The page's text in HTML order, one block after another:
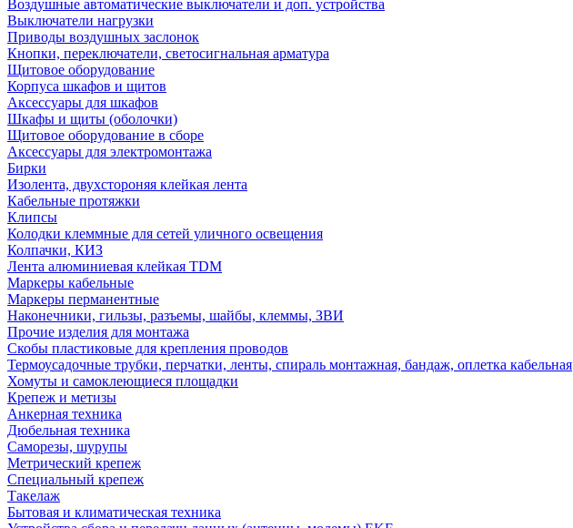
Воздушные автоматические выключатели и доп. устройства
Выключатели нагрузки
Приводы воздушных заслонок
Кнопки, переключатели, светосигнальная арматура
Щитовое оборудование
Корпуса шкафов и щитов
Аксессуары для шкафов
Шкафы и щиты (оболочки)
Щитовое оборудование в сборе
Аксессуары для электромонтажа
Бирки
Изолента, двухстороняя клейкая лента
Кабельные протяжки
Клипсы
Колодки клеммные для сетей уличного освещения
Колпачки, КИЗ
Лента алюминиевая клейкая TDM
Маркеры кабельные
Маркеры перманентные
Наконечники, гильзы, разъемы, шайбы, клеммы, ЗВИ
Прочие изделия для монтажа
Скобы пластиковые для крепления проводов
Термоусадочные трубки, перчатки, ленты, спираль монтажная, бандаж, оплетка кабельная
Хомуты и самоклеющиеся площадки
Крепеж и метизы
Анкерная техника
Дюбельная техника
Саморезы, шурупы
Метрический крепеж
Специальный крепеж
Такелаж
Бытовая и климатическая техника